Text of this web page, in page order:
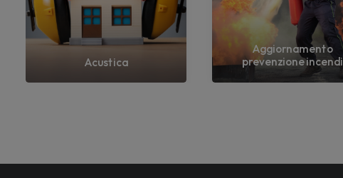
Acustica
Aggiornamento
prevenzione incendi